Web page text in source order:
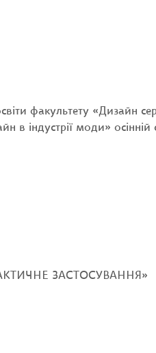
факультету «Дизайн
в індустрії моди»
ЗАСТОСУВАННЯ»